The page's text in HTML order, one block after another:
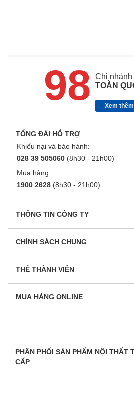
98
Chi nhánh
TOÀN
Xem
TỔNG ĐÀI HỖ TRỢ
Khiếu nại và bảo hành:
028 39 505060 (8h30 - 21h00)
Mua hàng:
1900 2628 (8h30 - 21h00)
THÔNG TIN CÔNG TY
CHÍNH SÁCH CHUNG
THẺ THÀNH VIÊN
MUA HÀNG ONLINE
PHÂN PHỐI SẢN PHẨM NỘI THẤT
CẤP